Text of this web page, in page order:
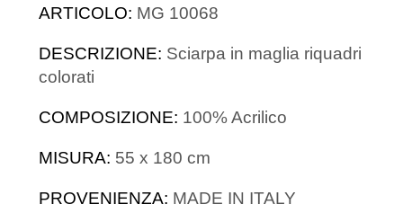
ARTICOLO: MG 10068
DESCRIZIONE: Sciarpa in maglia riquadri
colorati
COMPOSIZIONE: 100% Acrilico
MISURA: 55 x 180 cm
PROVENIENZA: MADE IN ITALY